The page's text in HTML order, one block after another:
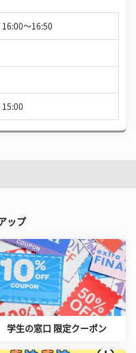
〜16:50
15:00
ップ
学生の窓口 限定クーポン